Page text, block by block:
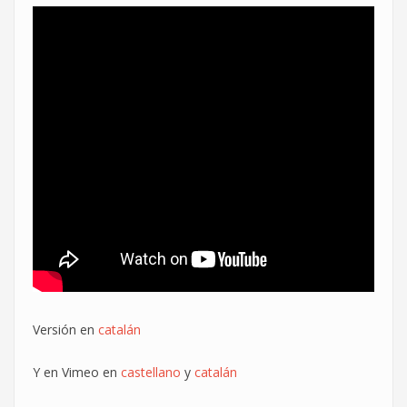
Versión en catalán
Y en Vimeo en castellano y catalán